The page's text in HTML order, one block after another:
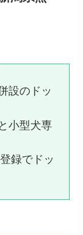
設のドッ
小型犬専
録でドッ